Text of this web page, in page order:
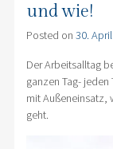
und wie!
Posted on 30.
Der Arbeitsalltag
ganzen Tag-
mit Außeneinsatz,
geht.